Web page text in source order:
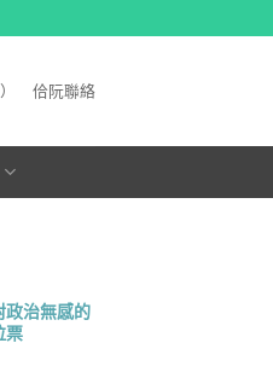
佮阮聯絡
政治無感的
票